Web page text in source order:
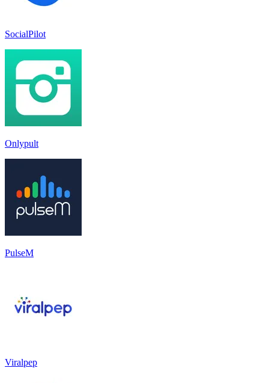
SocialPilot
Onlypult
PulseM
Viralpep